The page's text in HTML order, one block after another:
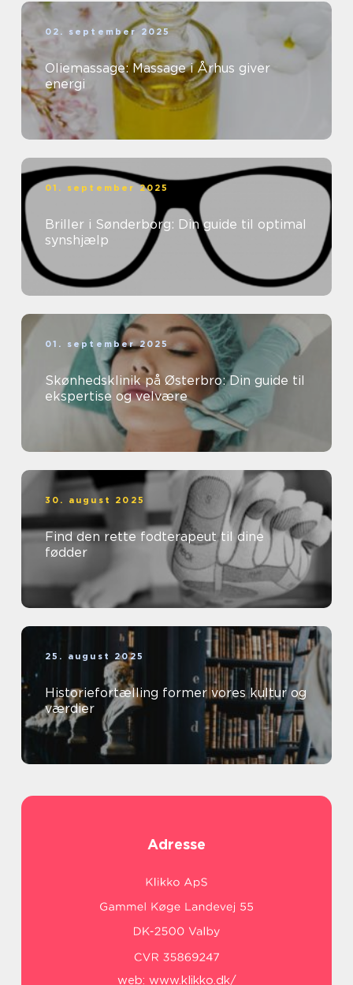
02. september 2025
Oliemassage: Massage i Århus giver
energi
01. september 2025
Briller i Sønderborg: Din guide til optimal
synshjælp
01. september 2025
Skønhedsklinik på Østerbro: Din guide til
ekspertise og velvære
30. august 2025
Find den rette fodterapeut til dine
fødder
25. august 2025
Historiefortælling former vores kultur og
værdier
Adresse
web: www.klikko.dk/